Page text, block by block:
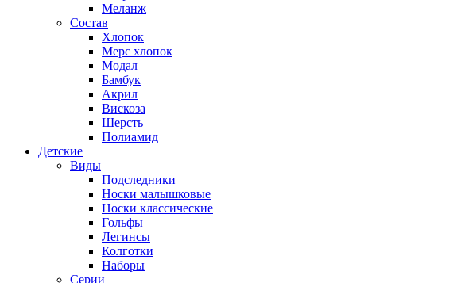
Меланж
Состав
Хлопок
Мерс хлопок
Модал
Бамбук
Акрил
Вискоза
Шерсть
Полиамид
Детские
Виды
Подследники
Носки малышковые
Носки классические
Гольфы
Легинсы
Колготки
Наборы
Серии